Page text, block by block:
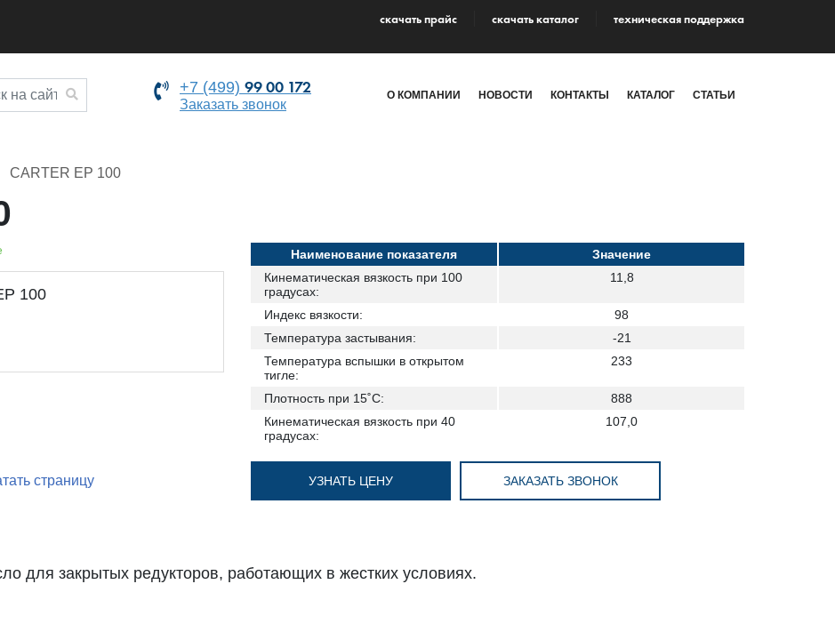
cкачать прайс cкачать каталог техническая поддержка
+7 (499) 99 00 172
Заказать звонок
О КОМПАНИИ НОВОСТИ КОНТАКТЫ КАТАЛОГ СТАТЬИ
CARTER EP 100
Наименование показателя
Значение
Кинематическая вязкость при 100
градусах:
11,8
Индекс вязкости:
98
Температура застывания:
-21
Температура вспышки в открытом
тигле:
233
Плотность при 15˚С:
888
Кинематическая вязкость при 40
градусах:
107,0
УЗНАТЬ ЦЕНУ ЗАКАЗАТЬ ЗВОНОК
страницу
для закрытых редукторов, работающих в жестких условиях.